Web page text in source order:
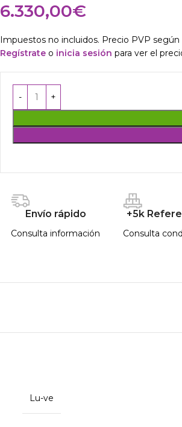
6.330,00€
Impuestos no incluidos. Precio PVP
Regístrateo inicia sesión para ver el
Envío rápido
Consulta información
+5k
Consulta
Lu-ve